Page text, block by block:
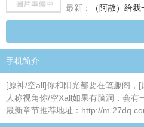
最新：
（阿散）给
手机简介
[原神/空all]你和阳光都要在笔趣阁
人称视角你/空Xall如果有脑洞，会
最新章节推荐地址：http://